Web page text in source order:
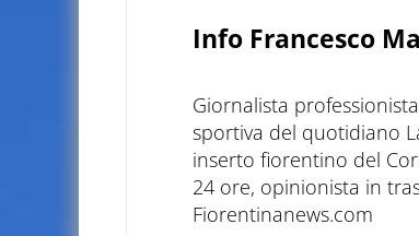
Info Francesco
Giornalista
sportiva del quotidiano
inserto fiorentino del
24 ore, opinionista in
Fiorentinanews.com